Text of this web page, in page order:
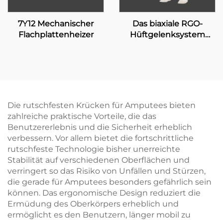
7Y12 Mechanischer
Flachplattenheizer
Das biaxiale RGO-
Hüftgelenksystem
Die rutschfesten Krücken für Amputees bieten
zahlreiche praktische Vorteile, die das
Benutzererlebnis und die Sicherheit erheblich
verbessern. Vor allem bietet die fortschrittliche
rutschfeste Technologie bisher unerreichte
Stabilität auf verschiedenen Oberflächen und
verringert so das Risiko von Unfällen und Stürzen,
die gerade für Amputees besonders gefährlich sein
können. Das ergonomische Design reduziert die
Ermüdung des Oberkörpers erheblich und
ermöglicht es den Benutzern, länger mobil zu